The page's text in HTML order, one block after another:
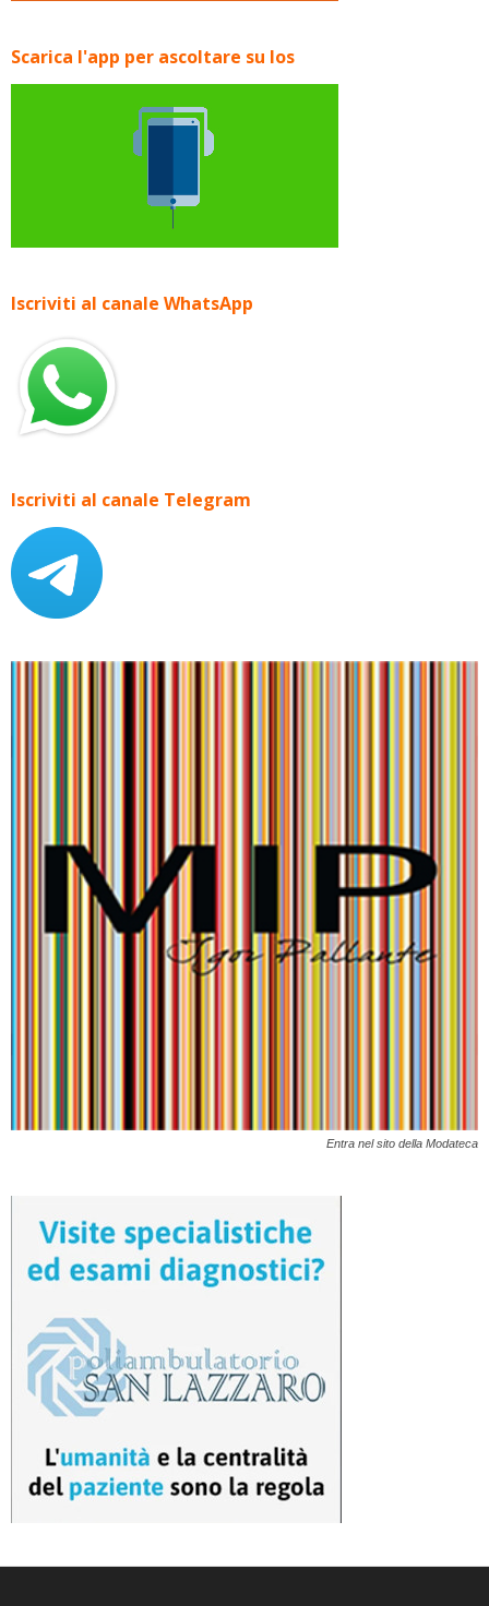
Scarica l'app per ascoltare su Ios
Iscriviti al canale WhatsApp
Iscriviti al canale Telegram
Entra nel sito della Modateca